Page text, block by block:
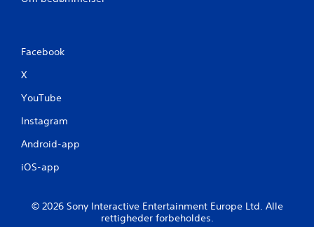
Facebook
X
YouTube
Instagram
Android-app
iOS-app
© 2026 Sony Interactive Entertainment Europe Ltd. Alle
rettigheder forbeholdes.